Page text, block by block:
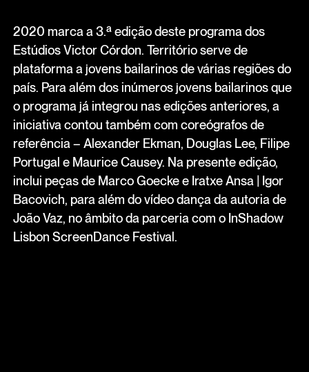
2020 marca a 3.ª edição deste programa dos
Estúdios Victor Córdon. Território serve de
plataforma a jovens bailarinos de várias regiões do
país. Para além dos inúmeros jovens bailarinos que
o programa já integrou nas edições anteriores, a
iniciativa contou também com coreógrafos de
referência – Alexander Ekman, Douglas Lee, Filipe
Portugal e Maurice Causey. Na presente edição,
inclui peças de Marco Goecke e Iratxe Ansa | Igor
Bacovich, para além do vídeo dança da autoria de
João Vaz, no âmbito da parceria com o InShadow
Lisbon ScreenDance Festival.